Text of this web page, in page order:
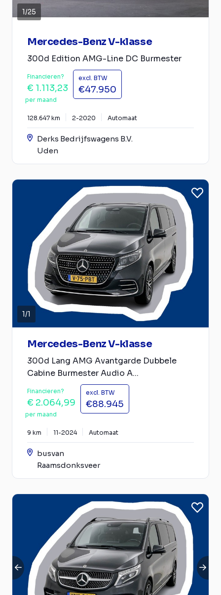
1/25
Mercedes-Benz V-klasse
300d Edition AMG-Line DC Burmester
Financieren?
€ 1.113,23
per maand
excl. BTW
€47.950
128.647 km 2-2020 Automaat
Derks Bedrijfswagens B.V.
Uden
1/1
Mercedes-Benz V-klasse
300d Lang AMG Avantgarde Dubbele
Cabine Burmester Audio A...
Financieren?
€ 2.064,99
per maand
excl. BTW
€88.945
9 km 11-2024 Automaat
busvan
Raamsdonksveer